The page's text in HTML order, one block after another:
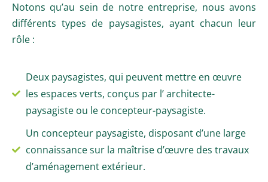
Notons qu’au sein de notre entreprise, nous avons
différents types de paysagistes, ayant chacun leur
rôle :
Deux paysagistes, qui peuvent mettre en œuvre
les espaces verts, conçus par l’ architecte-
paysagiste ou le concepteur-paysagiste.
Un concepteur paysagiste, disposant d’une large
connaissance sur la maîtrise d’œuvre des travaux
d’aménagement extérieur.